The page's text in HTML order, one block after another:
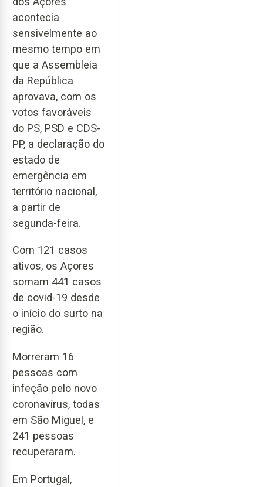
acontecia
sensivelmente ao
mesmo tempo em
que a Assembleia
da República
aprovava, com os
votos favoráveis
do PS, PSD e CDS-
PP, a declaração do
estado de
emergência em
território nacional,
a partir de
segunda-feira.
Com 121 casos
ativos, os Açores
somam 441 casos
de covid-19 desde
o início do surto na
região.
Morreram 16
pessoas com
infeção pelo novo
coronavírus, todas
em São Miguel, e
241 pessoas
recuperaram.
Em Portugal,